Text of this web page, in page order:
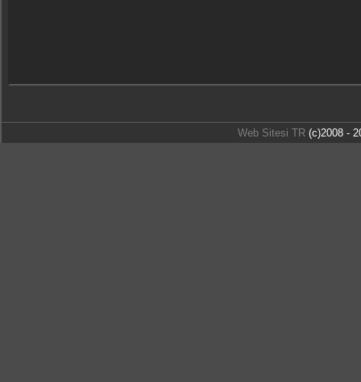
Web Sitesi TR(c)2008 -